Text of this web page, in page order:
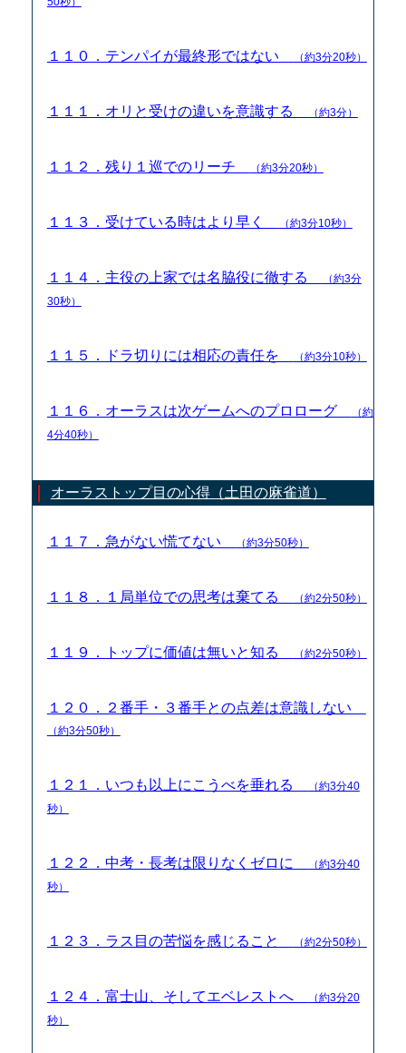
１１０．テンパイが最終形ではない （約3分20秒）
１１１．オリと受けの違いを意識する （約3分）
１１２．残り１巡でのリーチ （約3分20秒）
１１３．受けている時はより早く （約3分10秒）
１１４．主役の上家では名脇役に徹する
（約3分
30秒）
１１５．ドラ切りには相応の責任を （約3分10秒）
１１６．オーラスは次ゲームへのプロローグ
（約
4分40秒）
オーラストップ目の心得（土田の麻雀道）
１１７．急がない慌てない （約3分50秒）
１１８．１局単位での思考は棄てる （約2分50秒）
１１９．トップに価値は無いと知る （約2分50秒）
１２０．２番手・３番手との点差は意識しない
（約3分50秒）
１２１．いつも以上にこうべを垂れる
（約3分40
秒）
１２２．中考・長考は限りなくゼロに
（約3分40
秒）
１２３．ラス目の苦悩を感じること （約2分50秒）
１２４．富士山、そしてエベレストへ
（約3分20
秒）